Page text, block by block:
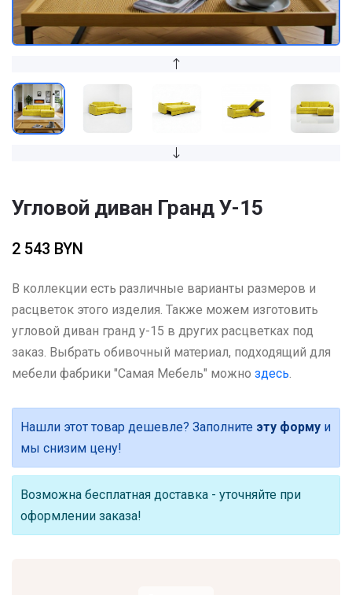
Угловой диван Гранд У-15
2 543 BYN
В коллекции есть различные варианты размеров и
расцветок этого изделия. Также можем изготовить
угловой диван гранд у-15 в других расцветках под
заказ. Выбрать обивочный материал, подходящий для
мебели фабрики "Самая Мебель" можно здесь.
Нашли этот товар дешевле? Заполните эту форму и
мы снизим цену!
Возможна бесплатная доставка - уточняйте при
оформлении заказа!